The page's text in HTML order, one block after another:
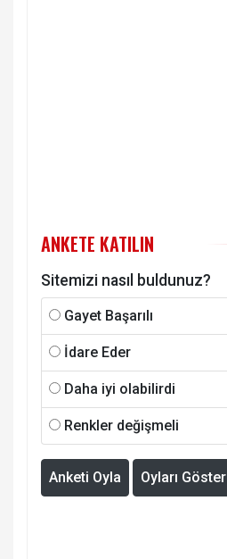
ANKETE KATILIN
Sitemizi nasıl buldunuz?
Gayet Başarılı
İdare Eder
Daha iyi olabilirdi
Renkler değişmeli
Anketi Oyla Oyları Göster